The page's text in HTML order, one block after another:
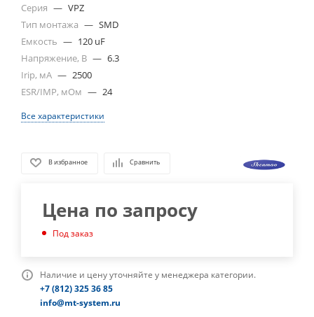
Серия — VPZ
Тип монтажа — SMD
Емкость — 120 uF
Напряжение, В — 6.3
Irip, мА — 2500
ESR/IMP, мОм — 24
Все характеристики
В избранное Сравнить
Цена по запросу
Под заказ
Наличие и цену уточняйте у менеджера категории.
+7 (812) 325 36 85
info@mt-system.ru